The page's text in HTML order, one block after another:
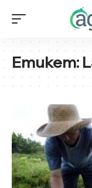
Етикет: